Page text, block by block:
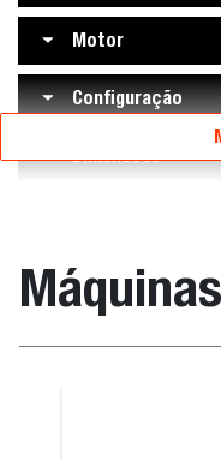
Motor
Configuração
Dimensões